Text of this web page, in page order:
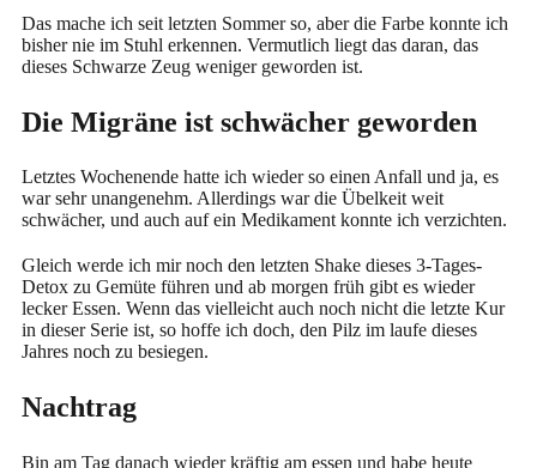
Das mache ich seit letzten Sommer so, aber die Farbe konnte ich
bisher nie im Stuhl erkennen. Vermutlich liegt das daran, das
dieses Schwarze Zeug weniger geworden ist.
Die Migräne ist schwächer geworden
Letztes Wochenende hatte ich wieder so einen Anfall und ja, es
war sehr unangenehm. Allerdings war die Übelkeit weit
schwächer, und auch auf ein Medikament konnte ich verzichten.
Gleich werde ich mir noch den letzten Shake dieses 3-Tages-
Detox zu Gemüte führen und ab morgen früh gibt es wieder
lecker Essen. Wenn das vielleicht auch noch nicht die letzte Kur
in dieser Serie ist, so hoffe ich doch, den Pilz im laufe dieses
Jahres noch zu besiegen.
Nachtrag
Bin am Tag danach wieder kräftig am essen und habe heute